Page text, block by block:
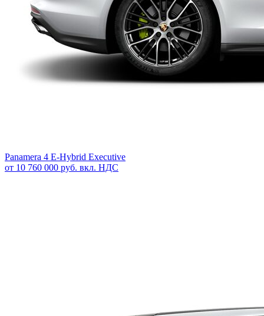
Panamera 4 E-Hybrid Executive
от 10 760 000 руб. вкл. НДС